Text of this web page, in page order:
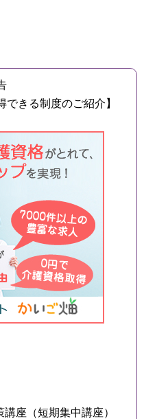
できる制度のご紹介】
座（短期集中講座）